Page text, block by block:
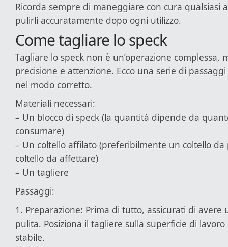
Ricorda sempre di maneggiare con cura qualsiasi
pulirli accuratamente dopo ogni utilizzo.
Come tagliare lo speck
Tagliare lo speck non è un’operazione complessa,
precisione e attenzione. Ecco una serie di
nel modo corretto.
Materiali necessari:
– Un blocco di speck (la quantità dipende da
consumare)
– Un coltello affilato (preferibilmente un coltello
coltello da affettare)
– Un tagliere
Passaggi:
1. Preparazione: Prima di tutto, assicurati di avere
pulita. Posiziona il tagliere sulla superficie di lavoro
stabile.